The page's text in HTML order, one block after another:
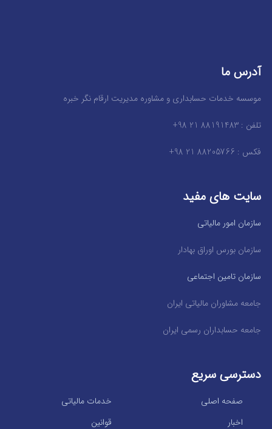
آدرس ما
موسسه خدمات حسابداری و مشاوره مدیریت ارقام نگر خبره
تلفن : 88191483 21 98+
فکس : 88205766 21 98+
سایت های مفید
سازمان امور مالیاتی
سازمان بورس اوراق بهادار
سازمان تامین اجتماعی
جامعه مشاوران مالیاتی ایران
جامعه حسابداران رسمی ایران
دسترسی سریع
خدمات مالیاتی
صفحه اصلی
قوانین
اخبار